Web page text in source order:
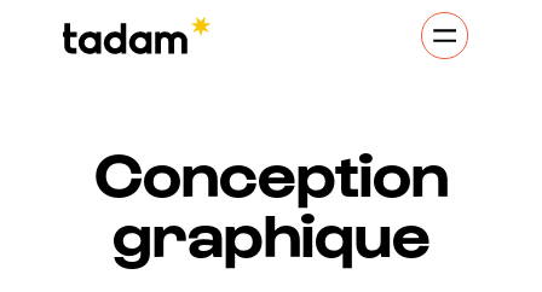
Conception
graphique